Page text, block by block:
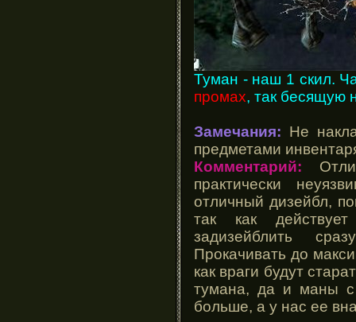
Туман - наш 1 скил.
промах, так бесящую
Замечания: Не
предметами
Комментарий:
практически
отличный дизейбл,
так как
задизейблить
Прокачивать до
как враги будут
тумана, да и маны с
больше, а у нас ее